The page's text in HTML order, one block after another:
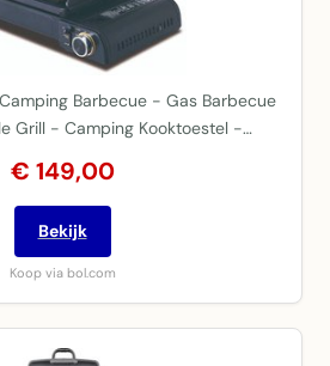
Barbecue - Gas Barbecue
Grill - Camping Kooktoestel -…
€ 149,00
Bekijk
Koop via bol.com